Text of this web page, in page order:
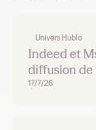
Univers Hublo
Indeed et
diffusion de
17/7/26